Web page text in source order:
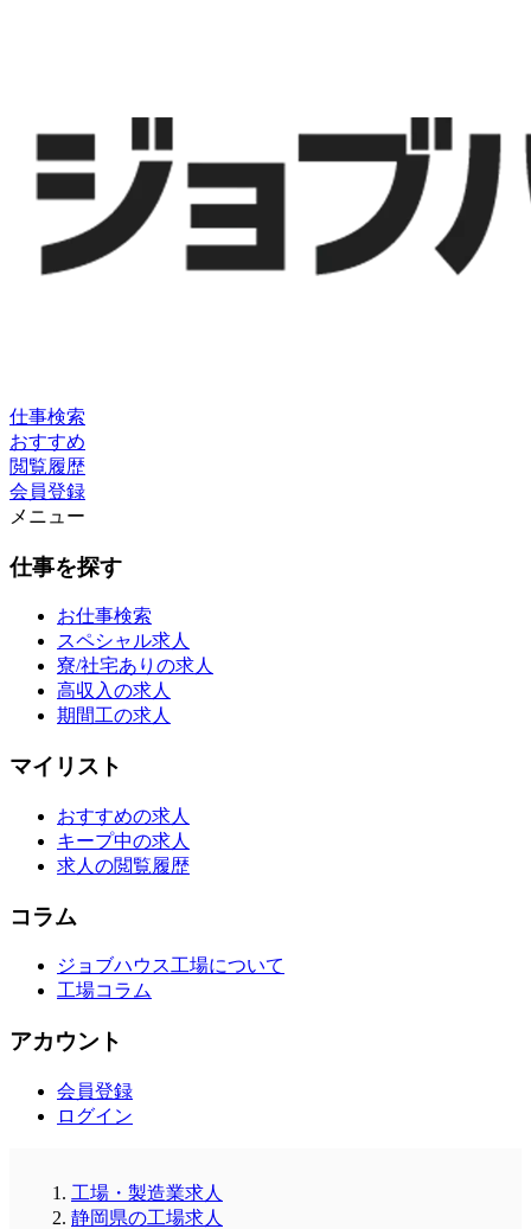
仕事検索
おすすめ
閲覧履歴
会員登録
メニュー
仕事を探す
お仕事検索
スペシャル求人
寮/社宅ありの求人
高収入の求人
期間工の求人
マイリスト
おすすめの求人
キープ中の求人
求人の閲覧履歴
コラム
ジョブハウス工場について
工場コラム
アカウント
会員登録
ログイン
工場・製造業求人
静岡県の工場求人